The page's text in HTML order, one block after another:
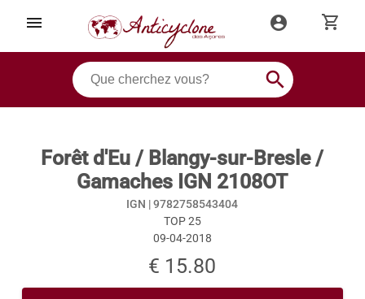
menu account_circle shopping_cart
search
Forêt d'Eu / Blangy-sur-Bresle /
Gamaches IGN 2108OT
IGN |9782758543404
TOP 25
09-04-2018
€ 15.80